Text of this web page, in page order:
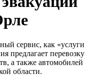
сервис, как «услуги
предлагает перевозку
а также автомобилей
области.